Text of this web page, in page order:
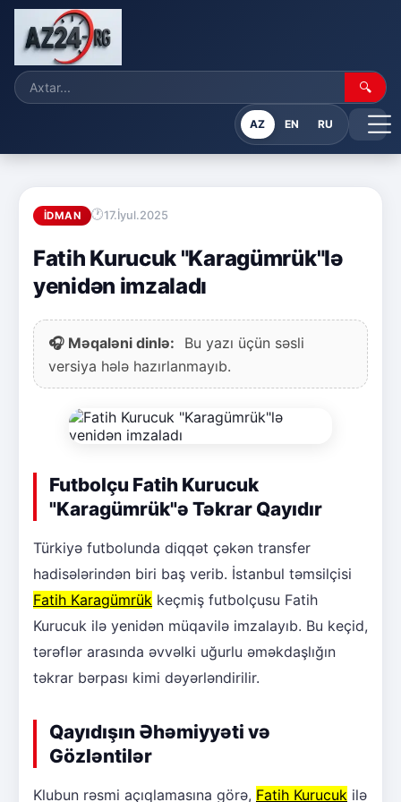
🔍
AZ EN RU
İDMAN 17.İyul.2025
Fatih Kurucuk "Karagümrük"lə
yenidən imzaladı
🎧 Məqaləni dinlə:
Bu yazı üçün səsli
versiya hələ hazırlanmayıb.
Futbolçu Fatih Kurucuk
"Karagümrük"ə Təkrar Qayıdır
Türkiyə futbolunda diqqət çəkən transfer
hadisələrindən biri baş verib. İstanbul təmsilçisi
Fatih Karagümrük keçmiş futbolçusu Fatih
Kurucuk ilə yenidən müqavilə imzalayıb. Bu keçid,
tərəflər arasında əvvəlki uğurlu əməkdaşlığın
təkrar bərpası kimi dəyərləndirilir.
Qayıdışın Əhəmiyyəti və
Gözləntilər
Klubun rəsmi açıqlamasına görə, Fatih Kurucuk ilə